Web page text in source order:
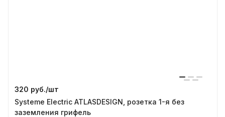
320 руб./шт
Systeme Electric ATLASDESIGN, розетка 1-я без
заземления грифель